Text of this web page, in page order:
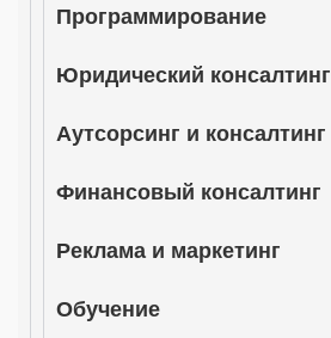
Программирование
Юридический консалтинг
Аутсорсинг и консалтинг
Финансовый консалтинг
Реклама и маркетинг
Обучение